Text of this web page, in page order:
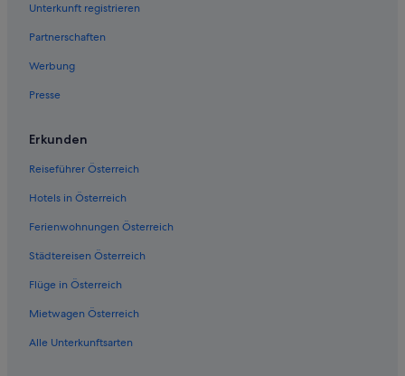
Unterkunft registrieren
Partnerschaften
Werbung
Presse
Erkunden
Reiseführer Österreich
Hotels in Österreich
Ferienwohnungen Österreich
Städtereisen Österreich
Flüge in Österreich
Mietwagen Österreich
Alle Unterkunftsarten